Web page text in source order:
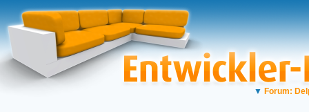
▼ Forum: